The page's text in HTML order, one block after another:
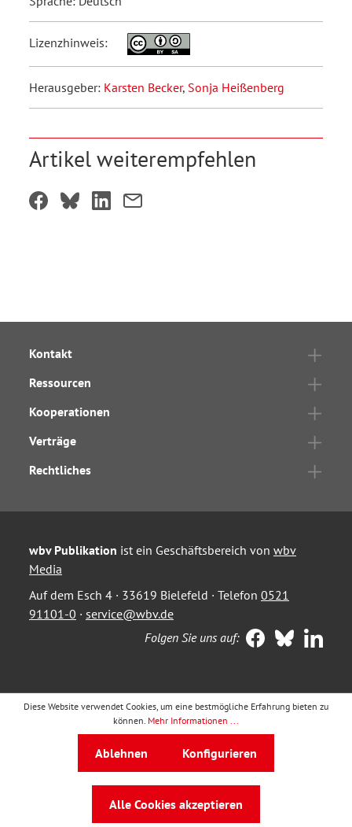
Lizenzhinweis:
Herausgeber: Karsten Becker, Sonja Heißenberg
Artikel weiterempfehlen
Kontakt
Ressourcen
Kooperationen
Verträge
Rechtliches
wbv Publikation ist ein Geschäftsbereich von wbv
Media
Auf dem Esch 4 · 33619 Bielefeld · Telefon 0521
91101-0 · service@wbv.de
Folgen Sie uns auf:
Diese Website verwendet Cookies, um eine bestmögliche Erfahrung bieten zu
können. Mehr Informationen ...
Ablehnen Konfigurieren
Alle Cookies akzeptieren